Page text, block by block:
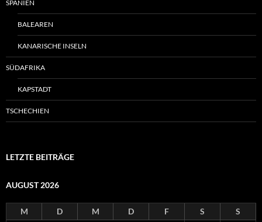
SPANIEN
BALEAREN
KANARISCHE INSELN
SÜDAFRIKA
KAPSTADT
TSCHECHIEN
LETZTE BEITRÄGE
AUGUST 2026
M D M D F S
S